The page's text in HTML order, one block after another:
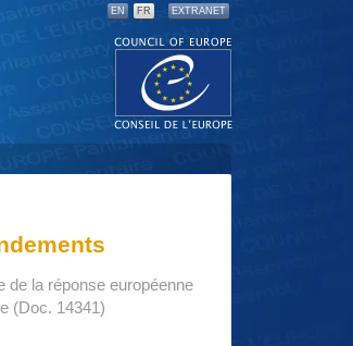
EN FR EXTRANET
de la réponse européenne
(Doc. 14341)